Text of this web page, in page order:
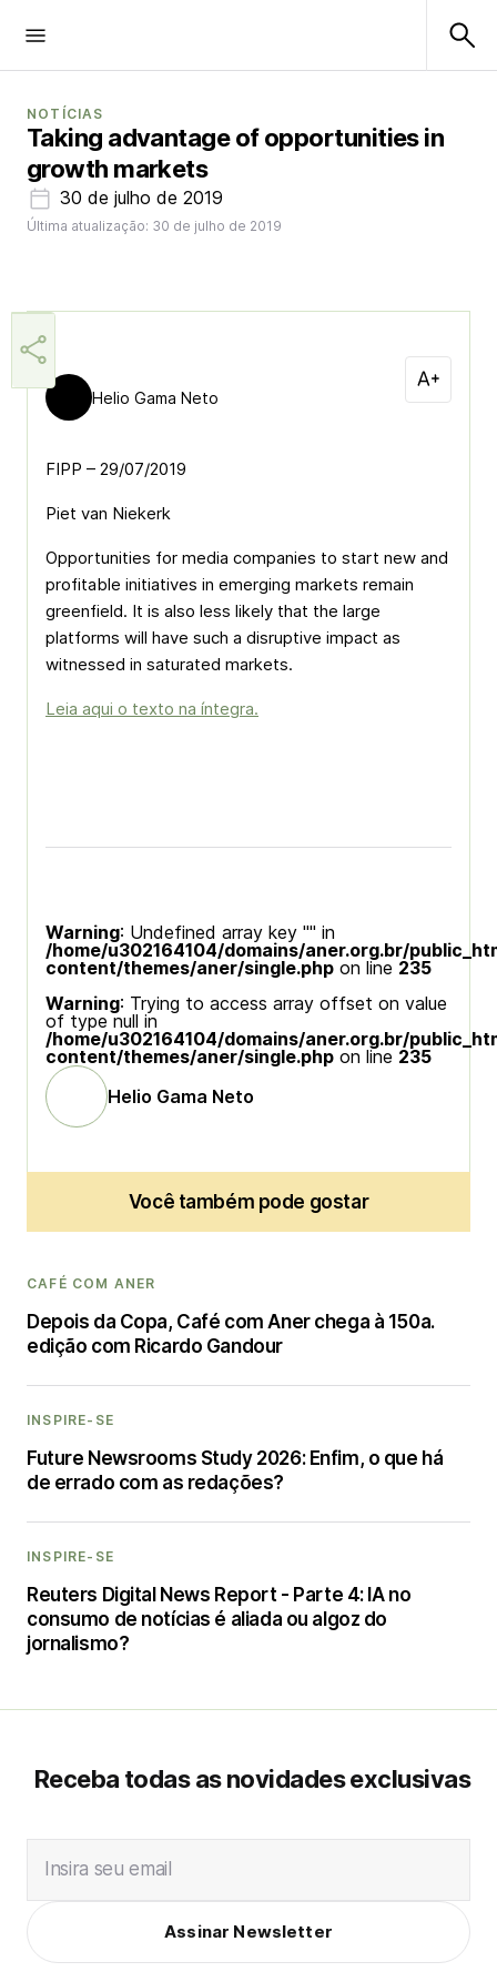
NOTÍCIAS
Taking advantage of opportunities in
growth markets
30 de julho de 2019
Última atualização: 30 de julho de 2019
Helio Gama Neto
FIPP – 29/07/2019
Piet van Niekerk
Opportunities for media companies to start new and
profitable initiatives in emerging markets remain
greenfield. It is also less likely that the large
platforms will have such a disruptive impact as
witnessed in saturated markets.
Leia aqui o texto na íntegra.
Warning: Undefined array key "" in
/home/u302164104/domains/aner.org.br/
content/themes/aner/single.php on line 235
Warning: Trying to access array offset on value
of type null in
/home/u302164104/domains/aner.org.br/
content/themes/aner/single.php on line 235
Helio Gama Neto
Você também pode gostar
CAFÉ COM ANER
Depois da Copa, Café com Aner chega à 150a.
edição com Ricardo Gandour
INSPIRE-SE
Future Newsrooms Study 2026: Enfim, o que há
de errado com as redações?
INSPIRE-SE
Reuters Digital News Report - Parte 4: IA no
consumo de notícias é aliada ou algoz do
jornalismo?
Receba todas as novidades exclusivas
Insira seu email
Assinar Newsletter